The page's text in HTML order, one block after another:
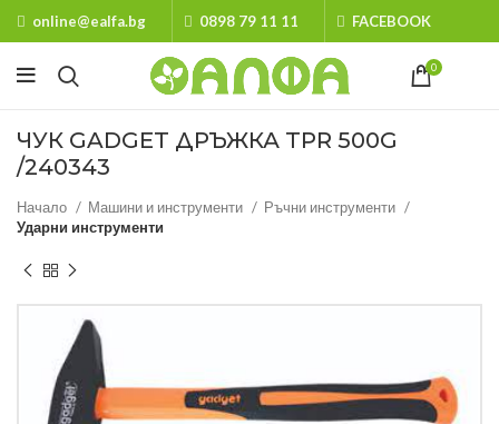
online@ealfa.bg 0898 79 11 11 FACEBOOK
0
ЧУК GADGET ДРЪЖКА TPR 500G
/240343
Начало Машини и инструменти
Ръчни инструменти
Ударни инструменти